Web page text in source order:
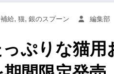
給, 猫, 銀のスプーン 編集部
ぷりな猫用